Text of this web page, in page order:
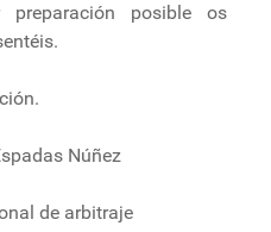
posible os
Núñez
de arbitraje